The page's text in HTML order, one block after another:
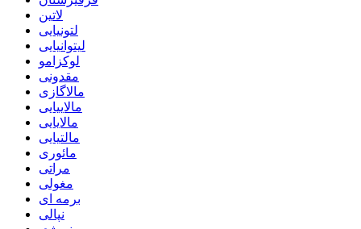
لاتین
لتونیایی
لیتوانیایی
لوکزامو
مقدونی
مالاگازی
مالاییایی
مالایایی
مالتیایی
مائوری
مراتی
مغولی
برمه ای
نپالی